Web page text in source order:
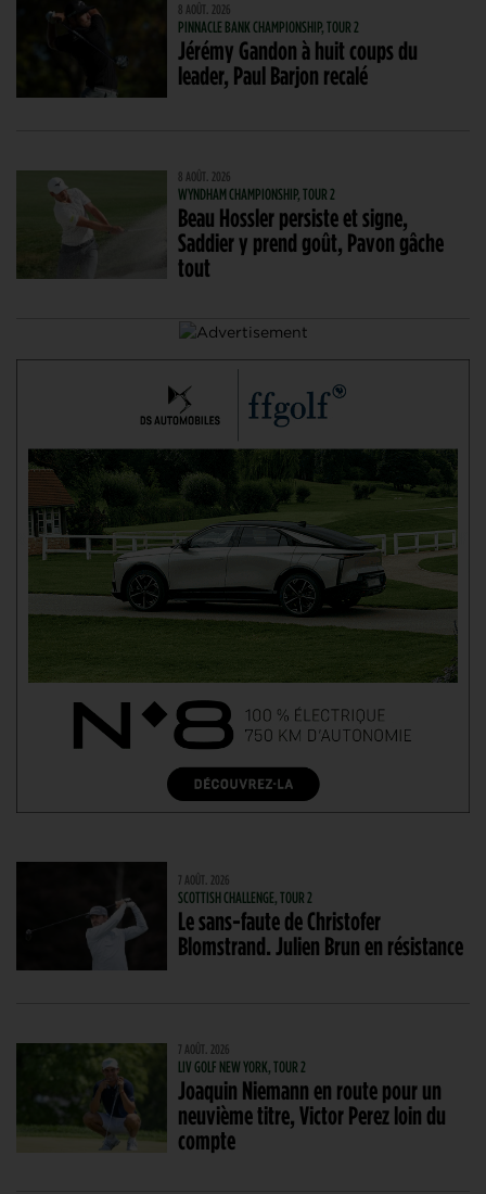
8 AOÛT. 2026
PINNACLE BANK CHAMPIONSHIP, TOUR 2
Jérémy Gandon à huit coups du
leader, Paul Barjon recalé
8 AOÛT. 2026
WYNDHAM CHAMPIONSHIP, TOUR 2
Beau Hossler persiste et signe,
Saddier y prend goût, Pavon gâche
tout
7 AOÛT. 2026
SCOTTISH CHALLENGE, TOUR 2
Le sans-faute de Christofer
Blomstrand. Julien Brun en résistance
7 AOÛT. 2026
LIV GOLF NEW YORK, TOUR 2
Joaquin Niemann en route pour un
neuvième titre, Victor Perez loin du
compte